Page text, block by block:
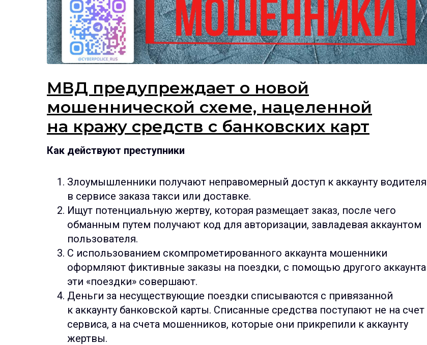
МВД предупреждает о новой
мошеннической схеме, нацеленной
на кражу средств с банковских карт
Как действуют преступники
Злоумышленники получают неправомерный доступ к аккаунту водителя
в сервисе заказа такси или доставке.
Ищут потенциальную жертву, которая размещает заказ, после чего
обманным путем получают код для авторизации, завладевая аккаунтом
пользователя.
С использованием скомпрометированного аккаунта мошенники
оформляют фиктивные заказы на поездки, с помощью другого аккаунта
эти «поездки» совершают.
Деньги за несуществующие поездки списываются с привязанной
к аккаунту банковской карты. Списанные средства поступают не на счет
сервиса, а на счета мошенников, которые они прикрепили к аккаунту
жертвы.